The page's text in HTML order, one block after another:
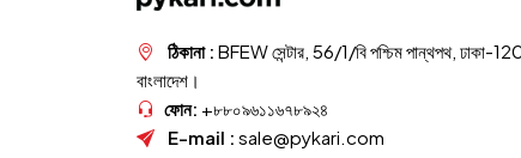
ঠিকানা : BFEW সেন্টার, 56/1/বি পশ্চিম পান্থপথ, ঢাকা-
বাংলাদেশ।
ফোন: +৮৮০৯৬১১৬৭৮৯২৪
E-mail : sale@pykari.com